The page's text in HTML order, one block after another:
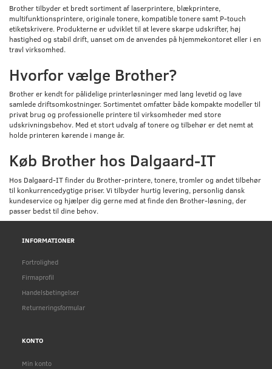
Brother tilbyder et bredt sortiment af laserprintere, blækprintere,
multifunktionsprintere, originale tonere, kompatible tonere samt P-touch
etiketskrivere. Produkterne er udviklet til at levere skarpe udskrifter, høj
hastighed og stabil drift, uanset om de anvendes på hjemmekontoret eller i en
travl virksomhed.
Hvorfor vælge Brother?
Brother er kendt for pålidelige printerløsninger med lang levetid og lave
samlede driftsomkostninger. Sortimentet omfatter både kompakte modeller til
privat brug og professionelle printere til virksomheder med store
udskrivningsbehov. Med et stort udvalg af tonere og tilbehør er det nemt at
holde printeren kørende i mange år.
Køb Brother hos Dalgaard-IT
Hos Dalgaard-IT finder du Brother-printere, tonere, tromler og andet tilbehør
til konkurrencedygtige priser. Vi tilbyder hurtig levering, personlig dansk
kundeservice og hjælper dig gerne med at finde den Brother-løsning, der
passer bedst til dine behov.
INFORMATIONER
Fortrolighed
Firmaprofil
Handelsbetingelser
Returneringsformular
KONTO
Min konto